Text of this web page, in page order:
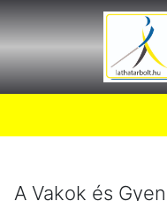
A Vakok és